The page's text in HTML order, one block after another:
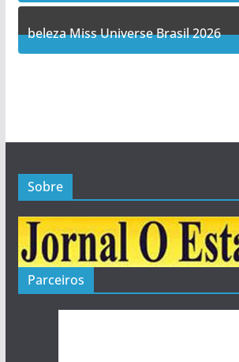
5Posts
beleza Miss Universe Brasil 2026
Sobre
Parceiros